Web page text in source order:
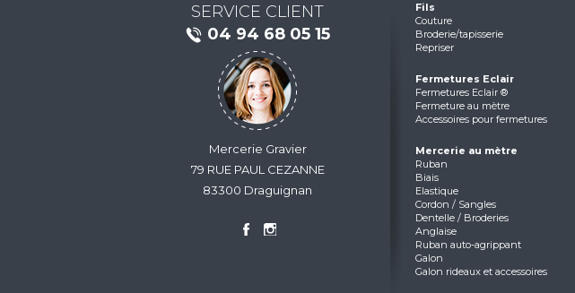
SERVICE CLIENT
04 94 68 05 15
Mercerie Gravier
79 RUE PAUL CEZANNE
83300 Draguignan
Fils
Couture
Broderie/tapisserie
Repriser
Fermetures Eclair
Fermetures Eclair ®
Fermeture au mètre
Accessoires pour fermetures
Mercerie au mètre
Ruban
Biais
Elastique
Cordon / Sangles
Dentelle / Broderies
Anglaise
Ruban auto-agrippant
Galon
Galon rideaux et accessoires